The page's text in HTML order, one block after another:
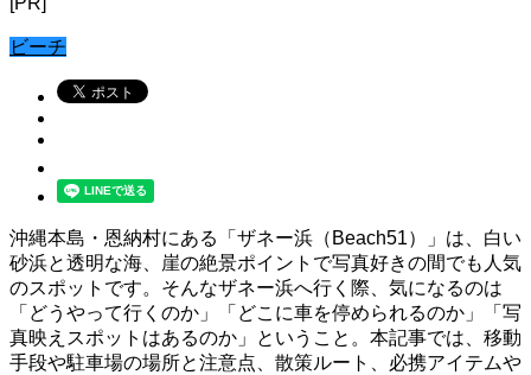
ビーチ
沖縄本島・恩納村にある「ザネー浜（Beach51）」は、白い
砂浜と透明な海、崖の絶景ポイントで写真好きの間でも人気
のスポットです。そんなザネー浜へ行く際、気になるのは
「どうやって行くのか」「どこに車を停められるのか」「写
真映えスポットはあるのか」ということ。本記事では、移動
手段や駐車場の場所と注意点、散策ルート、必携アイテムや